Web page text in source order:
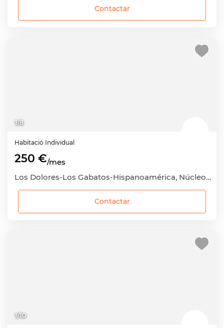
Contactar
1/8
Habitació Individual
250 €/mes
Los Dolores-Los Gabatos-Hispanoamérica, Núcleo Urbano, Cartagena, Murcia
Contactar
1/10